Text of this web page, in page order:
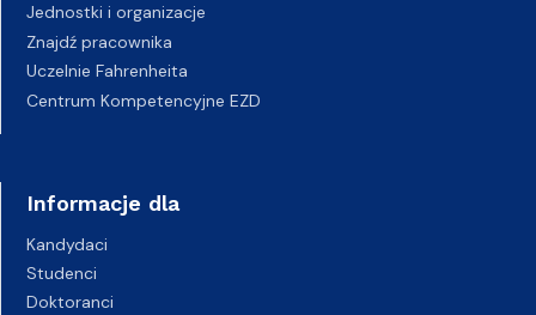
Jednostki i organizacje
Znajdź pracownika
Uczelnie Fahrenheita
Centrum Kompetencyjne EZD
Informacje dla
Kandydaci
Studenci
Doktoranci